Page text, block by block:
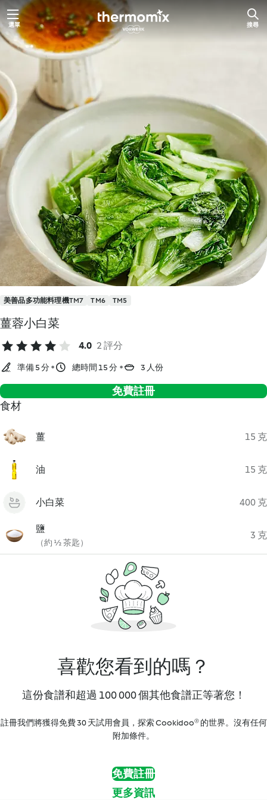
跳
至
主
容
選單 搜尋
美善品多功能料理機TM7 TM6 TM5
薑蓉小白菜
4.0 2 評分
準備 5 分 總時間 15 分 3 人份
免費註冊
食材
薑 15 克
油 15 克
小白菜 400 克
鹽
（約 ½ 茶匙）
3 克
喜歡您看到的嗎？
這份食譜和超過 100 000 個其他食譜正等著您！
註冊我們將獲得免費 30 天試用會員，探索 Cookidoo® 的世界。沒有任何
附加條件。
免費註冊
更多資訊